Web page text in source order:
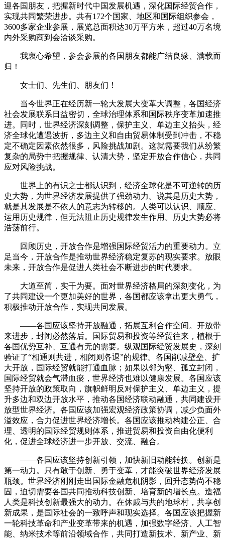
迎各国朋友，把握新时代中国发展机遇，深化国际经贸合作，
实现共同繁荣进步。共有172个国家、地区和国际组织参会，
3600多家企业参展，展览总面积达30万平方米，超过40万名境
内外采购商到会洽谈采购。
我衷心希望，参会参展的各国朋友都能广结良缘、满载而
归！
女士们、先生们、朋友们！
当今世界正在经历新一轮大发展大变革大调整，各国经济
社会发展联系日益密切，全球治理体系和国际秩序变革加速推
进。同时，世界经济深刻调整，保护主义、单边主义抬头，经
济全球化遭遇波折，多边主义和自由贸易体制受到冲击，不稳
定不确定因素依然很多，风险挑战加剧。这就需要我们从纷繁
复杂的局势中把握规律、认清大势，坚定开放合作信心，共同
应对风险挑战。
世界上的有识之士都认识到，经济全球化是不可逆转的历
史大势，为世界经济发展提供了强劲动力。说其是历史大势，
就是其发展是不依人的意志为转移的。人类可以认识、顺应、
运用历史规律，但无法阻止历史规律发生作用。历史大势必将
浩荡前行。
回顾历史，开放合作是增强国际经贸活力的重要动力。立
足当今，开放合作是推动世界经济稳定复苏的现实要求。放眼
未来，开放合作是促进人类社会不断进步的时代要求。
大道至简，实干为要。面对世界经济格局的深刻变化，为
了共同建设一个更加美好的世界，各国都应该拿出更大勇气，
积极推动开放合作，实现共同发展。
——各国应该坚持开放融通，拓展互利合作空间。开放带
来进步，封闭必然落后。国际贸易和投资等经贸往来，植根于
各国优势互补、互通有无的需要。纵观国际经贸发展史，深刻
验证了“相通则共进，相闭则各退”的规律。各国削减壁垒、扩
大开放，国际经贸就能打通血脉；如果以邻为壑、孤立封闭，
国际经贸就会气滞血瘀，世界经济也难以健康发展。各国应该
坚持开放的政策取向，旗帜鲜明反对保护主义、单边主义，提
升多边和双边开放水平，推动各国经济联动融通，共同建设开
放型世界经济。各国应该加强宏观经济政策协调，减少负面外
溢效应，合力促进世界经济增长。各国应该推动构建公正、合
理、透明的国际经贸规则体系，推进贸易和投资自由化便利
化，促进全球经济进一步开放、交流、融合。
——各国应该坚持创新引领，加快新旧动能转换。创新是
第一动力。只有敢于创新、勇于变革，才能突破世界经济发展
瓶颈。世界经济刚刚走出国际金融危机阴影，回升态势尚不稳
固，迫切需要各国共同推动科技创新、培育新的增长点。造福
人类是科技创新最强大的动力。在休戚与共的地球村，共享创
新成果，是国际社会的一致呼声和现实选择。各国应该把握新
一轮科技革命和产业变革带来的机遇，加强数字经济、人工智
能、纳米技术等前沿领域合作，共同打造新技术、新产业、新